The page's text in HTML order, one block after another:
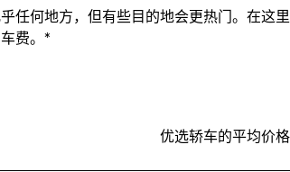
任何地方，但有些目的地会更热门。在这里
费。*
优选轿车的平均价